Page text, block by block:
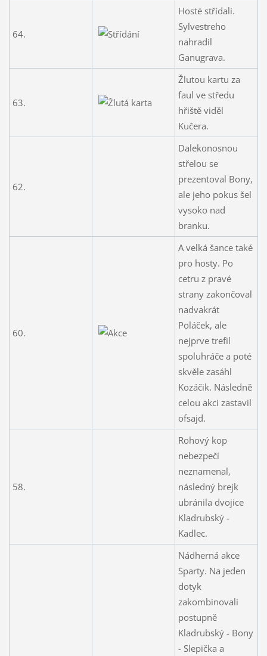
64.
Hosté střídali.
Sylvestreho
nahradil
Ganugrava.
63.
Žlutou kartu za
faul ve středu
hřiště viděl
Kučera.
62.
Dalekonosnou
střelou se
prezentoval Bony,
ale jeho pokus šel
vysoko nad
branku.
60.
A velká šance také
pro hosty. Po
cetru z pravé
strany zakončoval
nadvakrát
Poláček, ale
nejprve trefil
spoluhráče a poté
skvěle zasáhl
Kozáčik. Následně
celou akci zastavil
ofsajd.
58.
Rohový kop
nebezpečí
neznamenal,
následný brejk
ubránila dvojice
Kladrubský -
Kadlec.
Nádherná akce
Sparty. Na jeden
dotyk
zakombinovali
postupně
Kladrubský - Bony
- Slepička a